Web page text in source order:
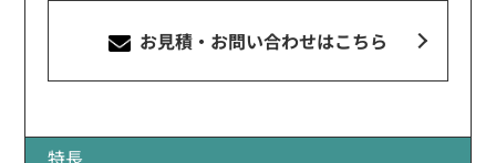
お見積・お問い合わせはこちら
特長